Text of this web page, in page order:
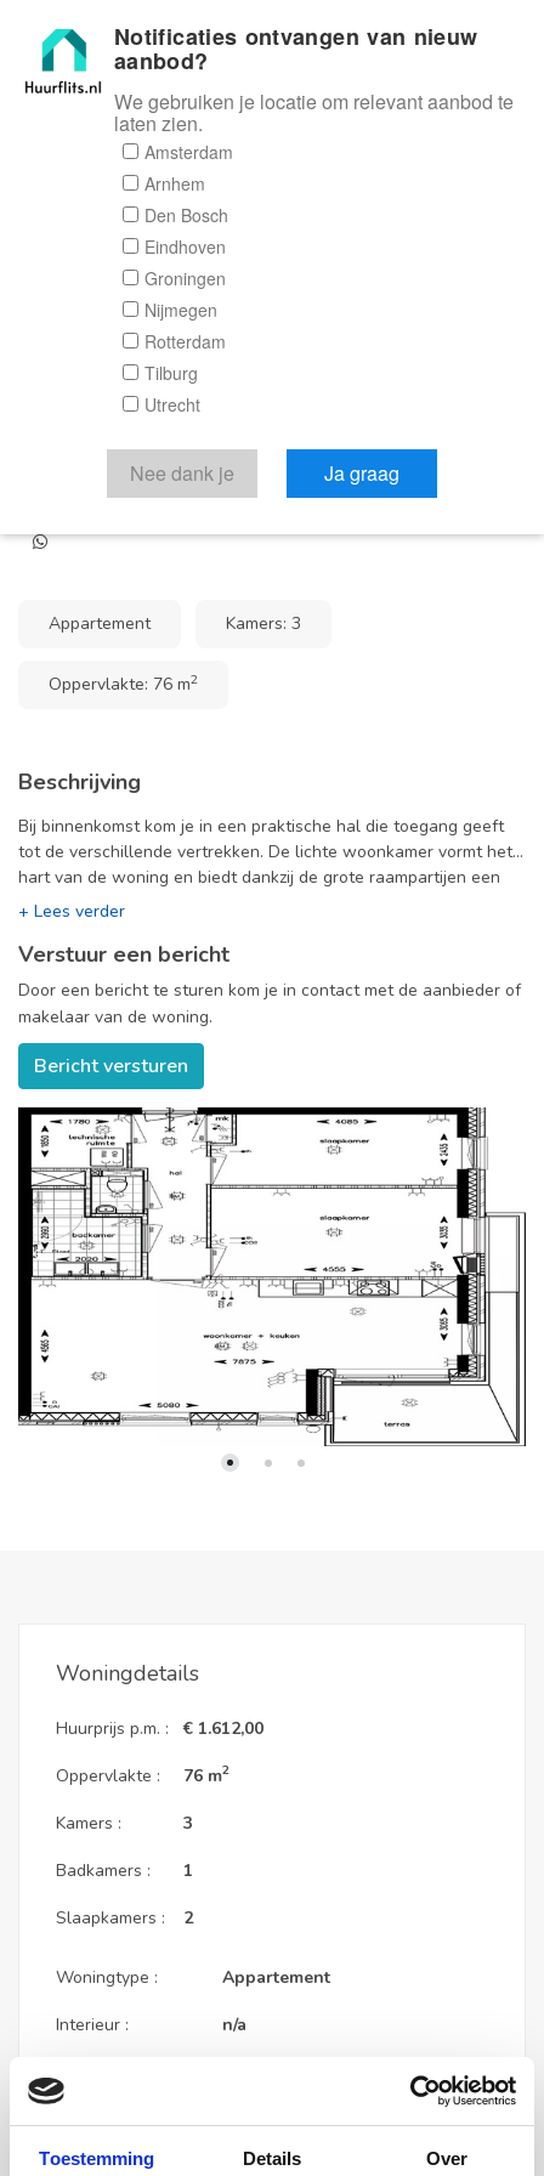
Toestemming Details Over
Huurflits
Appartement Hans
Henneveldpad in
Haarlem
Hans Henneveldpad , 2035 PV Haarlem
€ 1.612,00
Appartement Kamers: 3
Oppervlakte: 76 m2
Beschrijving
Bij binnenkomst kom je in een praktische hal die toegang geeft
tot de verschillende vertrekken. De lichte woonkamer vormt het
hart van de woning en biedt dankzij de grote raampartijen een
prettige, open sfeer. Vanuit de woonkamer heb je direct toegang
privacy. De keuken is functioneel ingericht en voorzien van
voldoende werk- en opbergruimte. Het appartement beschikt
daarnaast over twee goed bemeten slaapkamers, geschikt als
slaap-, werk- of logeerkamer. De badkamer is netjes afgewerkt
en voorzien van de benodigde faciliteiten.
Verstuur een bericht
Door een bericht te sturen kom je in contact met de aanbieder of
makelaar van de woning.
Bericht versturen
Woningdetails
Huurprijs p.m. :
Oppervlakte :
Kamers :
Badkamers :
Slaapkamers :
€ 1.612,00
76 m2
3
1
2
Woningtype :
Interieur :
Huisgenoot :
Appartement
n/a
Notificaties ontvangen van nieuw
aanbod?
We gebruiken je locatie om relevant aanbod te
laten zien.
Amsterdam
Arnhem
Den Bosch
Eindhoven
Groningen
Nijmegen
Rotterdam
Tilburg
Utrecht
Nee dank je Ja graag